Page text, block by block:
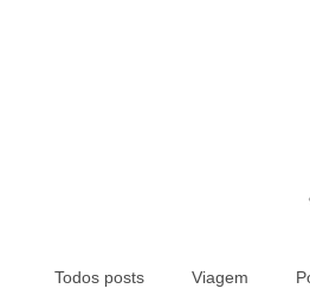
Todos posts Viagem